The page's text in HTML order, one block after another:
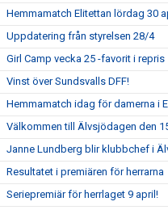
Hemmamatch Elitettan lördag 30
Uppdatering från styrelsen 28/4
Girl Camp vecka 25 -favorit i repris
Vinst över Sundsvalls DFF!
Hemmamatch idag för damerna i
Välkommen till Älvsjödagen den
Janne Lundberg blir klubbchef i
Resultatet i premiären för herrarna
Seriepremiär för herrlaget 9 april!